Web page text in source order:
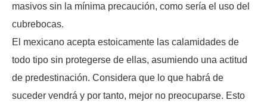
masivos sin la mínima precaución, como sería el uso del
cubrebocas.
El mexicano acepta estoicamente las calamidades de
todo tipo sin protegerse de ellas, asumiendo una actitud
de predestinación. Considera que lo que habrá de
suceder vendrá y por tanto, mejor no preocuparse. Esto